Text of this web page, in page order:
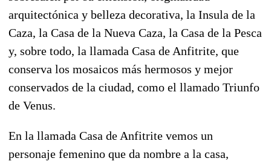
arquitectónica y belleza decorativa, la Insula de la
Caza, la Casa de la Nueva Caza, la Casa de la Pesca
y, sobre todo, la llamada Casa de Anfitrite, que
conserva los mosaicos más hermosos y mejor
conservados de la ciudad, como el llamado Triunfo
de Venus.
En la llamada Casa de Anfitrite vemos un
personaje femenino que da nombre a la casa,